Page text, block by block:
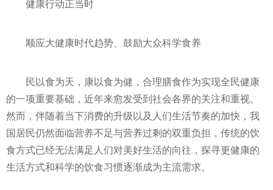
健康行动正当时
顺应大健康时代趋势、鼓励大众科学食养
民以食为天，康以食为健，合理膳食作为实现全民健康
的一项重要基础， 近年来愈发受到社会各界的关注和重视。
然而，伴随着当下消费的升级以及人们生活节奏的加快，我
国居民仍然面临营养不足与营养过剩的双重负担，传统的饮
食方式已经无法满足人们对美好生活的向往，探寻更健康的
生活方式和科学的饮食习惯逐渐成为主流需求。